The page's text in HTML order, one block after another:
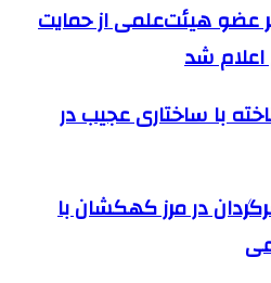
هیئت‌علمی از حمایت
شد
با ساختاری عجیب در
در مرز کهکشان با